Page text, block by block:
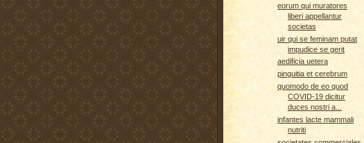
eorum qui muratores
liberi appellantur
societas
uir qui se feminam putat
impudice se gerit
aedificia uetera
pinguitia et cerebrum
quomodo de eo quod
COVID-19 dicitur
duces nostri a...
infantes lacte mammali
nutriti